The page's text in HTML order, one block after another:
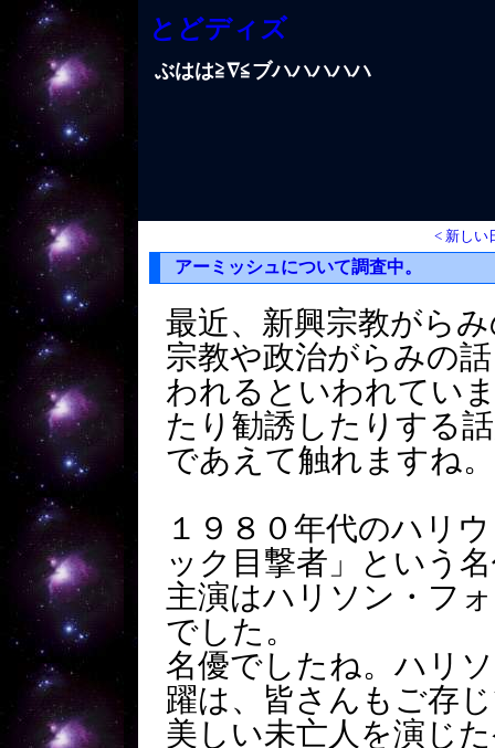
とどディズ
ぶはは≧∇≦ブハハハハハ
< 新しい
アーミッシュについて調査中。
最近、新興宗教がら
宗教や政治がらみの
われるといわれてい
たり勧誘したりする
であえて触れますね。
１９８０年代のハリ
ック目撃者」という
主演はハリソン・フ
でした。
名優でしたね。ハリ
躍は、皆さんもご存
美しい未亡人を演じ